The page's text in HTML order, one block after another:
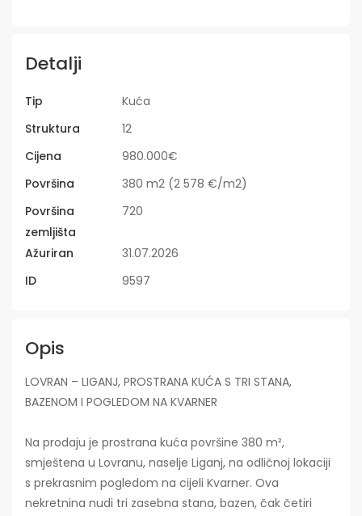
Detalji
Tip
Kuća
Struktura
12
Cijena
980.000€
Površina
380 m2 (2 578 €/m2)
Površina
zemljišta
720
Ažuriran
31.07.2026
ID
9597
Opis
LOVRAN – LIGANJ, PROSTRANA KUĆA S TRI STANA,
BAZENOM I POGLEDOM NA KVARNER
Na prodaju je prostrana kuća površine 380 m²,
smještena u Lovranu, naselje Liganj, na odličnoj lokaciji
s prekrasnim pogledom na cijeli Kvarner. Ova
nekretnina nudi tri zasebna stana, bazen, čak četiri